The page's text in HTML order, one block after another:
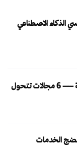
الذكاء الاصطناعي
تتحول
نضج الخدمات